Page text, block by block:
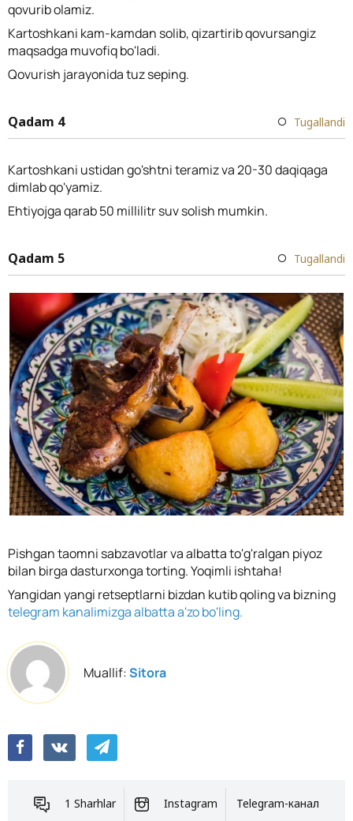
qovurib olamiz.
Kartoshkani kam-kamdan solib, qizartirib qovursangiz
maqsadga muvofiq bo'ladi.
Qovurish jarayonida tuz seping.
Qadam 4 Tugallandi
Kartoshkani ustidan go'shtni teramiz va 20-30 daqiqaga
dimlab qo'yamiz.
Ehtiyojga qarab 50 millilitr suv solish mumkin.
Qadam 5 Tugallandi
Pishgan taomni sabzavotlar va albatta to'g'ralgan piyoz
bilan birga dasturxonga torting. Yoqimli ishtaha!
Yangidan yangi retseptlarni bizdan kutib qoling va bizning
telegram kanalimizga albatta a'zo bo'ling.
Muallif:Sitora
1 Sharhlar Instagram Telegram-канал